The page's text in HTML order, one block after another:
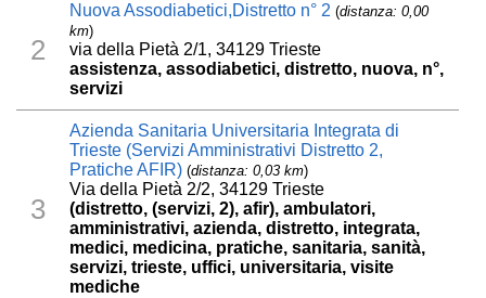
2
Nuova Assodiabetici,Distretto n° 2 (distanza: 0,00
km)
via della Pietà 2/1, 34129 Trieste
assistenza, assodiabetici, distretto, nuova, n°,
servizi
3
Azienda Sanitaria Universitaria Integrata di
Trieste (Servizi Amministrativi Distretto 2,
Pratiche AFIR) (distanza: 0,03 km)
Via della Pietà 2/2, 34129 Trieste
(distretto, (servizi, 2), afir), ambulatori,
amministrativi, azienda, distretto, integrata,
medici, medicina, pratiche, sanitaria, sanità,
servizi, trieste, uffici, universitaria, visite
mediche